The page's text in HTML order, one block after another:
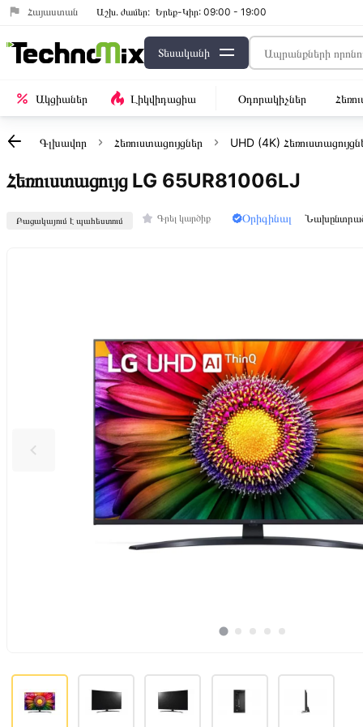
Հայաստան Աշխ․ ժամեր: Երեք-Կիր: 09:00 - 19:00
Տեսականի
Ակցիաներ Լիկվիդացիա Օդորակիչներ
Գլխավոր Հեռուստացույցներ UHD (4K)
Հեռուստացույց LG 65UR81006LJ
Բացակայում է պահեստում Գրել կարծիք Օրիգինալ